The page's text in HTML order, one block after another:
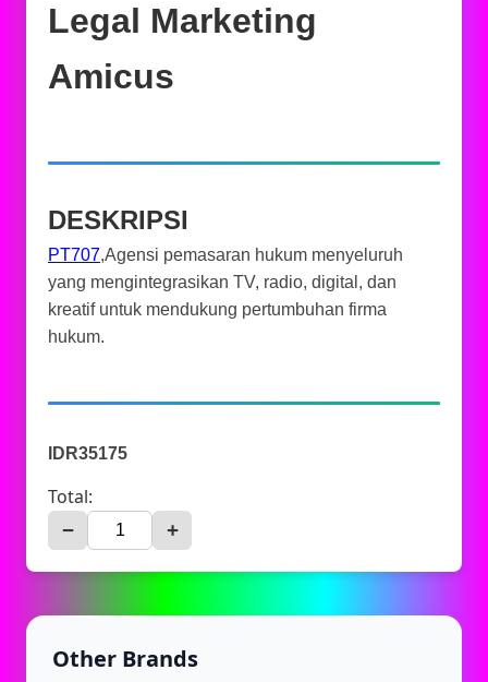
Legal Marketing
Amicus
DESKRIPSI
PT707,Agensi pemasaran hukum menyeluruh
yang mengintegrasikan TV, radio, digital, dan
kreatif untuk mendukung pertumbuhan firma
hukum.
IDR35175
Total:
− +
Other Brands